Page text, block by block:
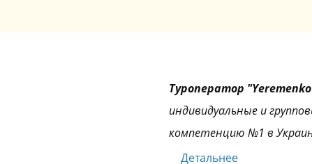
Туроператор
индивидуальные и
компетенцию №1 в
Детальнее